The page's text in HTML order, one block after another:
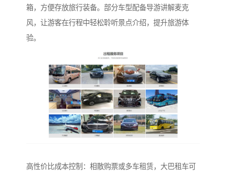
箱，方便存放旅行装备。部分车型配备导游讲解麦克
风，让游客在行程中轻松聆听景点介绍，提升旅游体
验。
高性价比成本控制：相散购票或多车租赁，大巴租车可